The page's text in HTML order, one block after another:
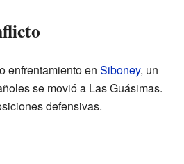
enfrentamiento en Siboney, un
se movió a Las Guásimas.
defensivas.